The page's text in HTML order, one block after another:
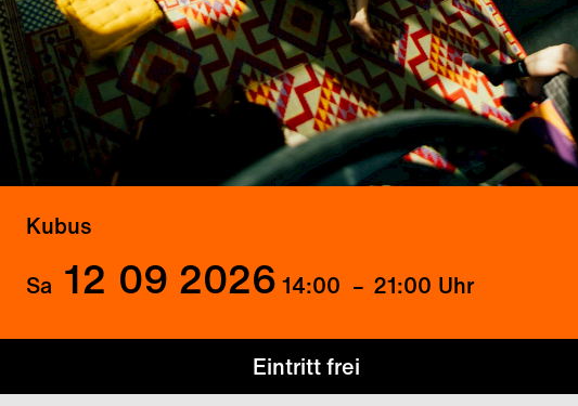
Kubus
Sa 12 09 2026 14:00 – 21:00 Uhr
Eintritt frei